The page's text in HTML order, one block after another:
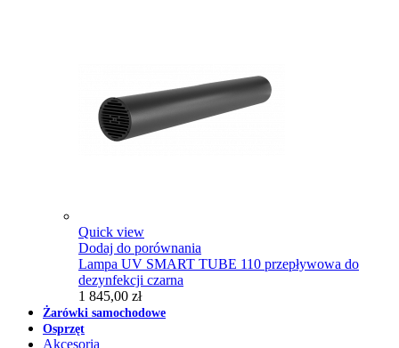
Quick view
Dodaj do porównania
Lampa UV SMART TUBE 110 przepływowa do
dezynfekcji czarna
1 845,00 zł
Żarówki samochodowe
Osprzęt
Akcesoria